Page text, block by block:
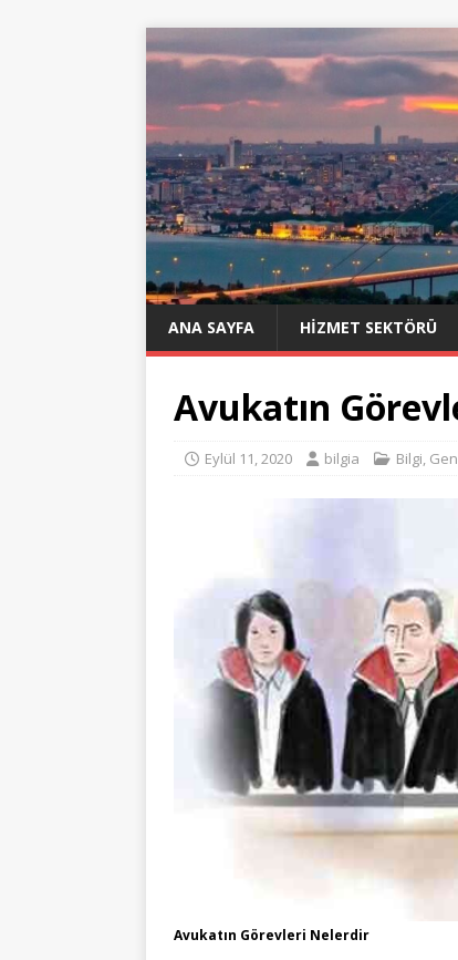
ANA SAYFA HIZMET SEKTÖRÜ
Avukatın
Eylül 11, 2020 bilgia Bilgi,
Avukatın Görevleri Nelerdir